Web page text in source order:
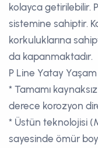
kolayca getirilebilir.
sistemine sahiptir.
korkuluklarına
da kapanmaktadır.
P Line Yatay Yaşam
* Tamamı
derece korozyon
* Üstün teknolojisi
sayesinde ömür